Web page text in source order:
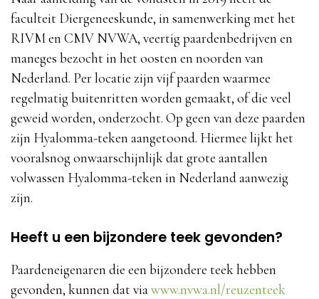
faculteit Diergeneeskunde, in samenwerking met het
RIVM en CMV NVWA, veertig paardenbedrijven en
maneges bezocht in het oosten en noorden van
Nederland. Per locatie zijn vijf paarden waarmee
regelmatig buitenritten worden gemaakt, of die veel
geweid worden, onderzocht. Op geen van deze paarden
zijn Hyalomma-teken aangetoond. Hiermee lijkt het
vooralsnog onwaarschijnlijk dat grote aantallen
volwassen Hyalomma-teken in Nederland aanwezig
zijn.
Heeft u een bijzondere teek gevonden?
Paardeneigenaren die een bijzondere teek hebben
gevonden, kunnen dat viawww.nvwa.nl/reuzenteek